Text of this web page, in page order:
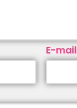
E-mail